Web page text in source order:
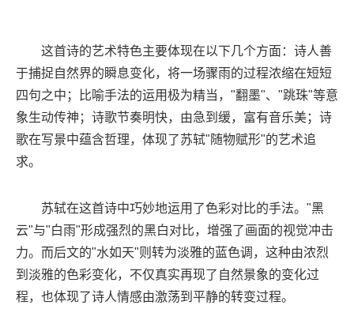
这首诗的艺术特色主要体现在以下几个方面：诗人善
于捕捉自然界的瞬息变化，将一场骤雨的过程浓缩在短短
四句之中；比喻手法的运用极为精当，"翻墨"、"跳珠"等意
象生动传神；诗歌节奏明快，由急到缓，富有音乐美；诗
歌在写景中蕴含哲理，体现了苏轼"随物赋形"的艺术追
求。
苏轼在这首诗中巧妙地运用了色彩对比的手法。"黑
云"与"白雨"形成强烈的黑白对比，增强了画面的视觉冲击
力。而后文的"水如天"则转为淡雅的蓝色调，这种由浓烈
到淡雅的色彩变化，不仅真实再现了自然景象的变化过
程，也体现了诗人情感由激荡到平静的转变过程。